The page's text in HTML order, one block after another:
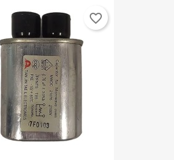
favorite_border